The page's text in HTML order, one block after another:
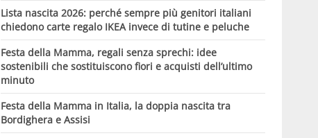
Lista nascita 2026: perché sempre più genitori italiani
chiedono carte regalo IKEA invece di tutine e peluche
Festa della Mamma, regali senza sprechi: idee
sostenibili che sostituiscono fiori e acquisti dell’ultimo
minuto
Festa della Mamma in Italia, la doppia nascita tra
Bordighera e Assisi